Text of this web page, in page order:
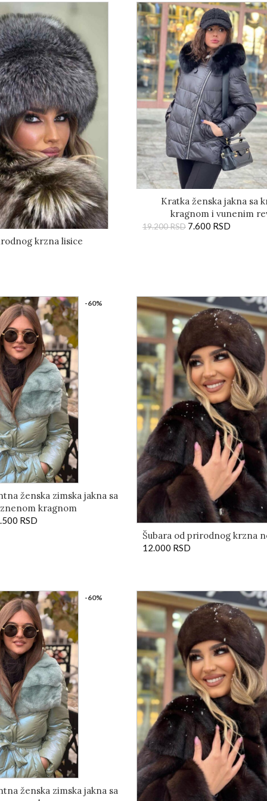
krzna lisice
Kratka ženska jakna sa
kragnom i vunenim
19.200RSD 7.600 RSD
-60%
ženska zimska jakna sa
kragnom
RSD
Šubara od prirodnog krzna
12.000 RSD
-60%
ženska zimska jakna sa